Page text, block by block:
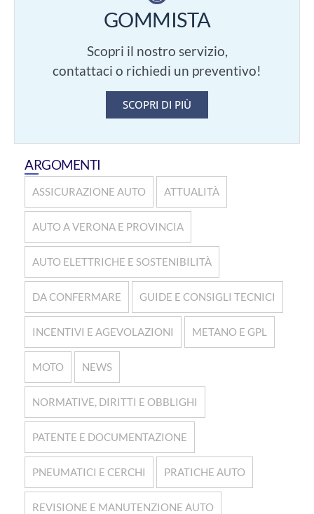
GOMMISTA
Scopri il nostro servizio,
contattaci o richiedi un preventivo!
SCOPRI DI PIÙ
ARGOMENTI
ASSICURAZIONE AUTO ATTUALITÀ
AUTO A VERONA E PROVINCIA
AUTO ELETTRICHE E SOSTENIBILITÀ
DA CONFERMARE GUIDE E CONSIGLI TECNICI
INCENTIVI E AGEVOLAZIONI METANO E GPL
MOTO NEWS
NORMATIVE, DIRITTI E OBBLIGHI
PATENTE E DOCUMENTAZIONE
PNEUMATICI E CERCHI PRATICHE AUTO
REVISIONE E MANUTENZIONE AUTO